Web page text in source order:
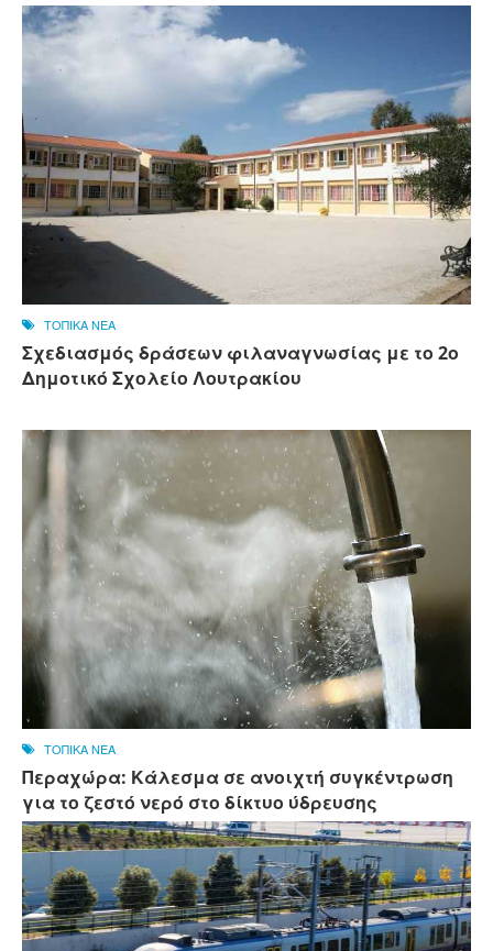
ΤΟΠΙΚΑ ΝΕΑ
Σχεδιασμός δράσεων φιλαναγνωσίας με το 2ο
Δημοτικό Σχολείο Λουτρακίου
ΤΟΠΙΚΑ ΝΕΑ
Περαχώρα: Κάλεσμα σε ανοιχτή συγκέντρωση
για το ζεστό νερό στο δίκτυο ύδρευσης